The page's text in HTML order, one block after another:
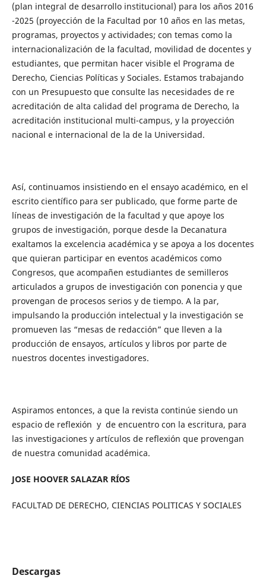
(plan integral de desarrollo institucional) para los años 2016
-2025 (proyección de la Facultad por 10 años en las metas,
programas, proyectos y actividades; con temas como la
internacionalización de la facultad, movilidad de docentes y
estudiantes, que permitan hacer visible el Programa de
Derecho, Ciencias Políticas y Sociales. Estamos trabajando
con un Presupuesto que consulte las necesidades de re
acreditación de alta calidad del programa de Derecho, la
acreditación institucional multi-campus, y la proyección
nacional e internacional de la de la Universidad.
Así, continuamos insistiendo en el ensayo académico, en el
escrito científico para ser publicado, que forme parte de
líneas de investigación de la facultad y que apoye los
grupos de investigación, porque desde la Decanatura
exaltamos la excelencia académica y se apoya a los docentes
que quieran participar en eventos académicos como
Congresos, que acompañen estudiantes de semilleros
articulados a grupos de investigación con ponencia y que
provengan de procesos serios y de tiempo. A la par,
impulsando la producción intelectual y la investigación se
promueven las “mesas de redacción” que lleven a la
producción de ensayos, artículos y libros por parte de
nuestros docentes investigadores.
Aspiramos entonces, a que la revista continúe siendo un
espacio de reflexión y de encuentro con la escritura, para
las investigaciones y artículos de reflexión que provengan
de nuestra comunidad académica.
JOSE HOOVER SALAZAR RÍOS
FACULTAD DE DERECHO, CIENCIAS POLITICAS Y SOCIALES
Descargas